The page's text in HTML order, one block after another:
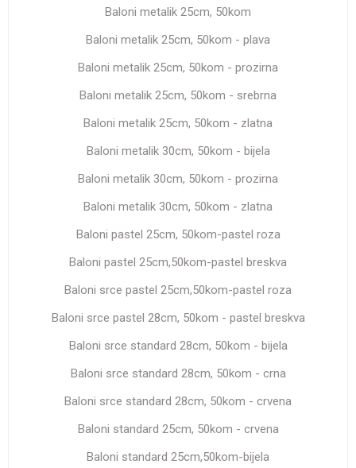
Baloni metalik 25cm, 50kom
Baloni metalik 25cm, 50kom - plava
Baloni metalik 25cm, 50kom - prozirna
Baloni metalik 25cm, 50kom - srebrna
Baloni metalik 25cm, 50kom - zlatna
Baloni metalik 30cm, 50kom - bijela
Baloni metalik 30cm, 50kom - prozirna
Baloni metalik 30cm, 50kom - zlatna
Baloni pastel 25cm, 50kom-pastel roza
Baloni pastel 25cm,50kom-pastel breskva
Baloni srce pastel 25cm,50kom-pastel roza
Baloni srce pastel 28cm, 50kom - pastel breskva
Baloni srce standard 28cm, 50kom - bijela
Baloni srce standard 28cm, 50kom - crna
Baloni srce standard 28cm, 50kom - crvena
Baloni standard 25cm, 50kom - crvena
Baloni standard 25cm,50kom-bijela